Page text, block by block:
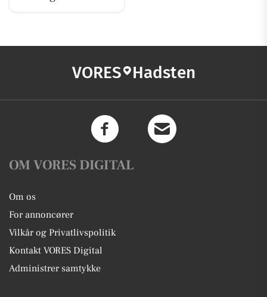
VORES Hadsten
OM VORES DIGITAL
Om os
For annoncører
Vilkår og Privatlivspolitik
Kontakt VORES Digital
Administrer samtykke